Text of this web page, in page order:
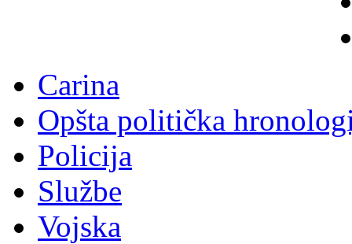
Carina
Opšta politička
Policija
Službe
Vojska